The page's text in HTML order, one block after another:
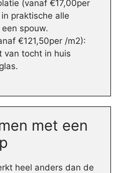
(vanaf €17,00per
praktische alle
spouw.
€121,50per /m2):
van tocht in huis
met een
heel anders dan de